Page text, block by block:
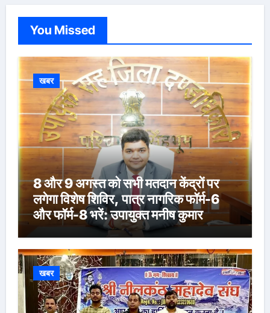
You Missed
खबर
8 और 9 अगस्त को सभी मतदान केंद्रों पर
लगेगा विशेष शिविर, पात्र नागरिक फॉर्म-6
और फॉर्म-8 भरें: उपायुक्त मनीष कुमार
खबर